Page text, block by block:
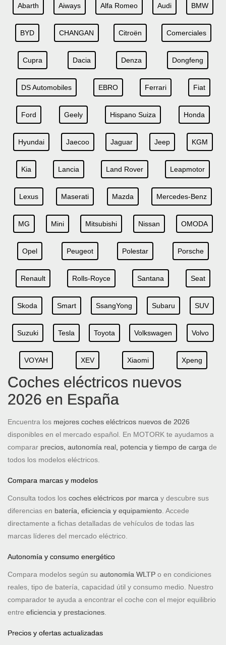
Abarth Aiways Alfa Romeo Audi BMW
BYD CHANGAN Citroën Comerciales
Cupra Dacia Denza Dongfeng
DS Automobiles EBRO Ferrari Fiat
Ford Geely Hispano Suiza Honda
Hyundai Jaecoo Jaguar Jeep KGM
Kia Lancia Land Rover Leapmotor
Lexus Maserati Mazda Mercedes-Benz
MG Mini Mitsubishi Nissan OMODA
Opel Peugeot Polestar Porsche
Renault Rolls-Royce Santana Seat
Skoda Smart SsangYong Subaru SUV
Suzuki Tesla Toyota Volkswagen Volvo
VOYAH XEV Xiaomi Xpeng
Coches eléctricos nuevos
2026 en España
Encuentra los mejores coches eléctricos nuevos de 2026
disponibles en el mercado español. En MOTORK te ayudamos a
comparar precios, autonomía real, potencia y tiempo de carga de
todos los modelos eléctricos.
Compara marcas y modelos
Consulta todos los coches eléctricos por marca y descubre sus
diferencias en batería, eficiencia y equipamiento. Accede
directamente a fichas detalladas de vehículos de todas las
marcas líderes del mercado eléctrico.
Autonomía y consumo energético
Compara modelos según su autonomía WLTP o en condiciones
reales, tipo de batería, capacidad útil y consumo medio. Nuestro
comparador te ayuda a encontrar el coche con el mejor equilibrio
entre eficiencia y prestaciones.
Precios y ofertas actualizadas